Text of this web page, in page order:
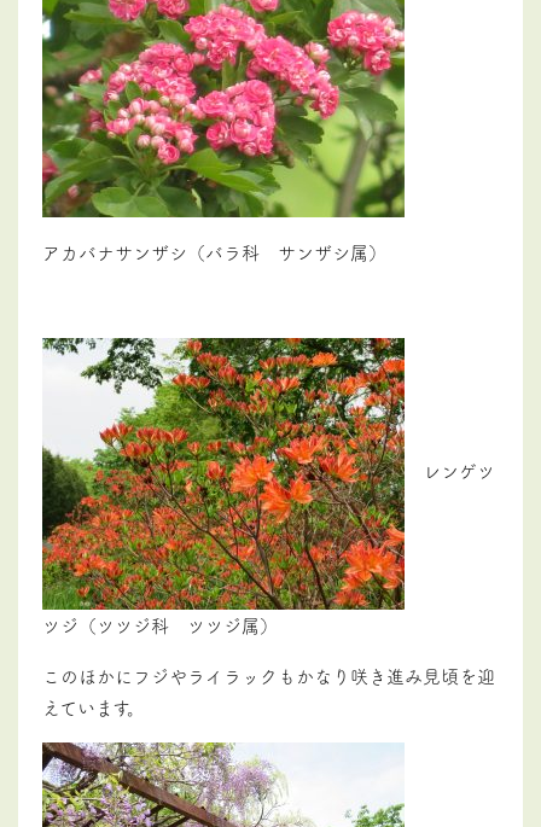
アカバナサンザシ（バラ科 サンザシ属）
レンゲツ
ツジ（ツツジ科 ツツジ属）
このほかにフジやライラックもかなり咲き進み見頃を迎
えています。